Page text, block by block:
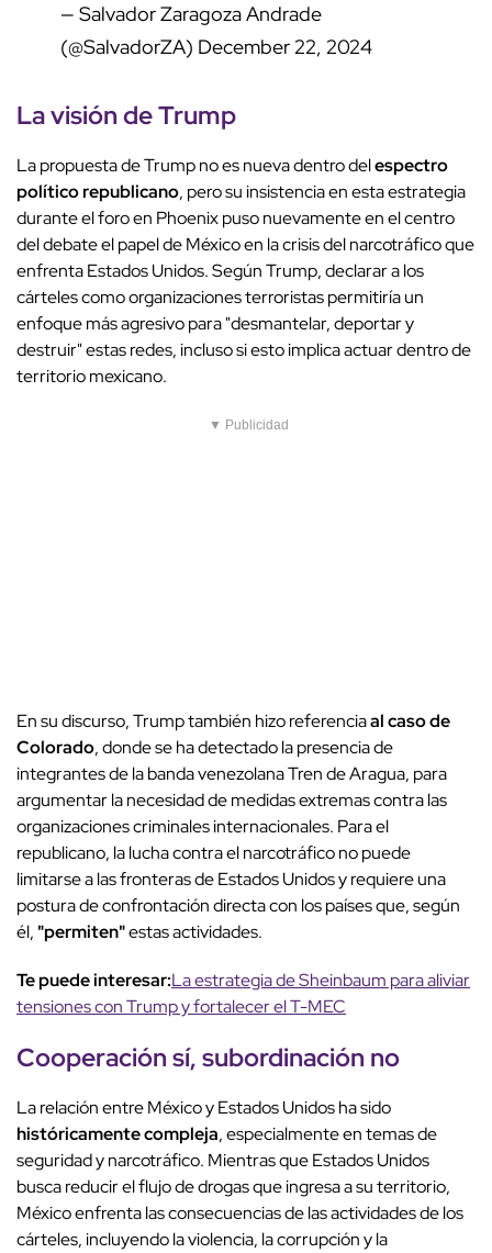
— Salvador Zaragoza Andrade
(@SalvadorZA) December 22, 2024
La visión de Trump
La propuesta de Trump no es nueva dentro delespectro
político republicano, pero su insistencia en esta estrategia
durante el foro en Phoenix puso nuevamente en el centro
del debate el papel de México en la crisis del narcotráfico que
enfrenta Estados Unidos. Según Trump, declarar a los
cárteles como organizaciones terroristas permitiría un
enfoque más agresivo para "desmantelar, deportar y
destruir" estas redes, incluso si esto implica actuar dentro de
territorio mexicano.
▼ Publicidad
En su discurso, Trump también hizo referenciaal caso de
Colorado, donde se ha detectado la presencia de
integrantes de la banda venezolana Tren de Aragua, para
argumentar la necesidad de medidas extremas contra las
organizaciones criminales internacionales. Para el
republicano, la lucha contra el narcotráfico no puede
limitarse a las fronteras de Estados Unidos y requiere una
postura de confrontación directa con los países que, según
él, "permiten"estas actividades.
Te puede interesar:La estrategia de Sheinbaum para aliviar
tensiones con Trump y fortalecer el T-MEC
Cooperación sí, subordinación no
La relación entre México y Estados Unidos ha sido
históricamente compleja, especialmente en temas de
seguridad y narcotráfico. Mientras que Estados Unidos
busca reducir el flujo de drogas que ingresa a su territorio,
México enfrenta las consecuencias de las actividades de los
cárteles, incluyendo la violencia, la corrupción y la